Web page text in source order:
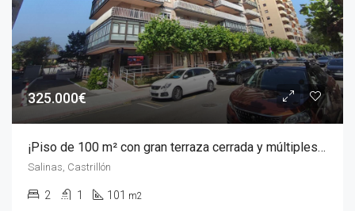
325.000€
¡Piso de 100 m² con gran terraza cerrada y múltiples posibilidades!
Salinas, Castrillón
2 1 101 m2